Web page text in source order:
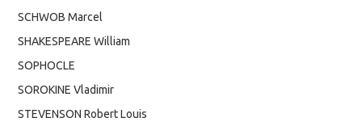
SCHWOB Marcel
SHAKESPEARE William
SOPHOCLE
SOROKINE Vladimir
STEVENSON Robert Louis